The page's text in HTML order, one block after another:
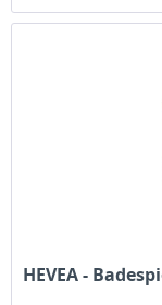
HEVEA -